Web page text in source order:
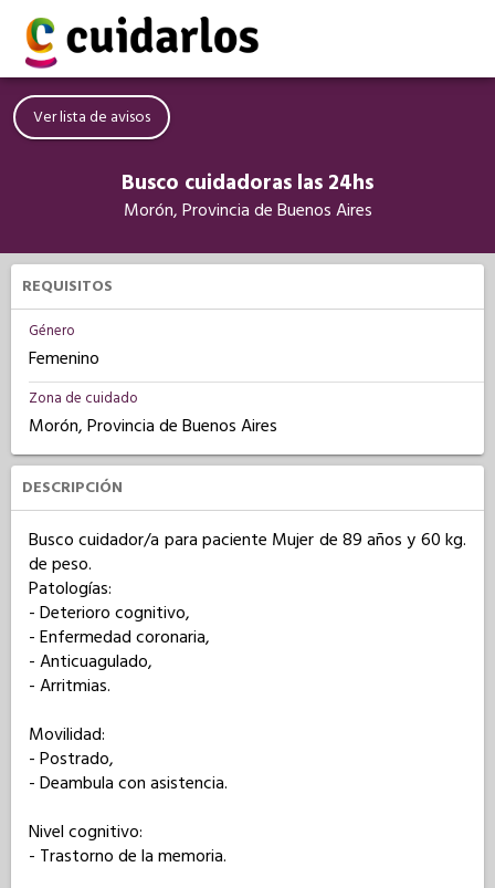
Ver lista de avisos
Busco cuidadoras las 24hs
Morón, Provincia de Buenos Aires
REQUISITOS
Género
Femenino
Zona de cuidado
Morón, Provincia de Buenos Aires
DESCRIPCIÓN
Busco cuidador/a para paciente Mujer de 89 años y 60 kg.
de peso.
Patologías:
- Deterioro cognitivo,
- Enfermedad coronaria,
- Anticuagulado,
- Arritmias.
Movilidad:
- Postrado,
- Deambula con asistencia.
Nivel cognitivo:
- Trastorno de la memoria.